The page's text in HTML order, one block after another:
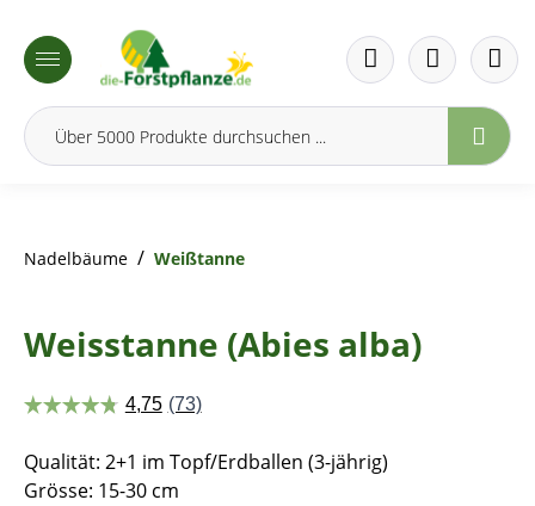
springen
Nadelbäume / Weißtanne
Weisstanne (Abies alba)
Qualität: 2+1 im Topf/Erdballen (3-jährig)
Grösse: 15-30 cm